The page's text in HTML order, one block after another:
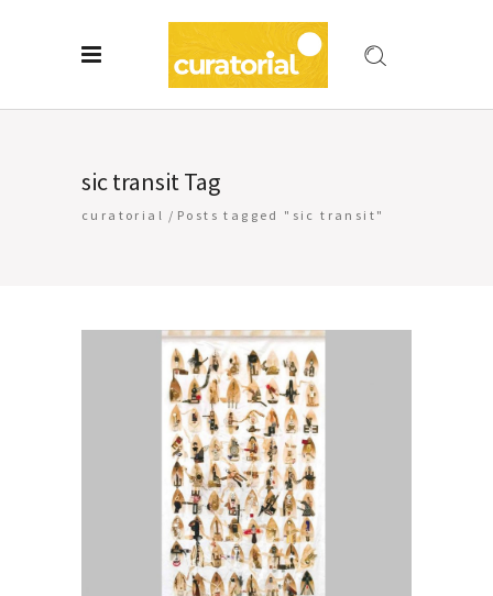
sic transit Tag
curatorial / Posts tagged "sic transit"